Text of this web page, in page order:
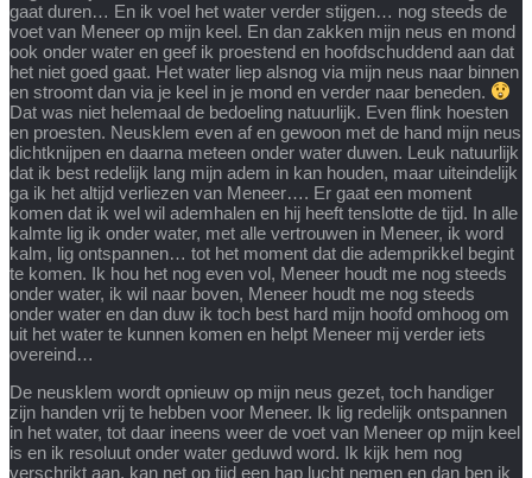
gaat duren… En ik voel het water verder stijgen… nog steeds de
voet van Meneer op mijn keel. En dan zakken mijn neus en mond
ook onder water en geef ik proestend en hoofdschuddend aan dat
het niet goed gaat. Het water liep alsnog via mijn neus naar binnen
en stroomt dan via je keel in je mond en verder naar beneden.
Dat was niet helemaal de bedoeling natuurlijk. Even flink hoesten
en proesten. Neusklem even af en gewoon met de hand mijn neus
dichtknijpen en daarna meteen onder water duwen. Leuk natuurlijk
dat ik best redelijk lang mijn adem in kan houden, maar uiteindelijk
ga ik het altijd verliezen van Meneer…. Er gaat een moment
komen dat ik wel wil ademhalen en hij heeft tenslotte de tijd. In alle
kalmte lig ik onder water, met alle vertrouwen in Meneer, ik word
kalm, lig ontspannen… tot het moment dat die ademprikkel begint
te komen. Ik hou het nog even vol, Meneer houdt me nog steeds
onder water, ik wil naar boven, Meneer houdt me nog steeds
onder water en dan duw ik toch best hard mijn hoofd omhoog om
uit het water te kunnen komen en helpt Meneer mij verder iets
overeind…
De neusklem wordt opnieuw op mijn neus gezet, toch handiger
zijn handen vrij te hebben voor Meneer. Ik lig redelijk ontspannen
in het water, tot daar ineens weer de voet van Meneer op mijn keel
is en ik resoluut onder water geduwd word. Ik kijk hem nog
verschrikt aan, kan net op tijd een hap lucht nemen en dan ben ik